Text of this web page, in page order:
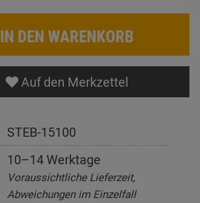
IN DEN WARENKORB
Auf den Merkzettel
STEB-15100
10–14 Werktage
Voraussichtliche Lieferzeit,
Abweichungen im Einzelfall